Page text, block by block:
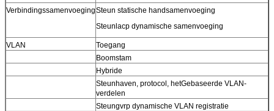
VerbindingssamenvoegingSteun statische handsamenvoeging
Steunlacp dynamische samenvoeging
VLAN
Toegang
Boomstam
Hybride
Steunhaven, protocol, hetGebaseerde VLAN-
verdelen
Steungvrp dynamische VLAN registratie